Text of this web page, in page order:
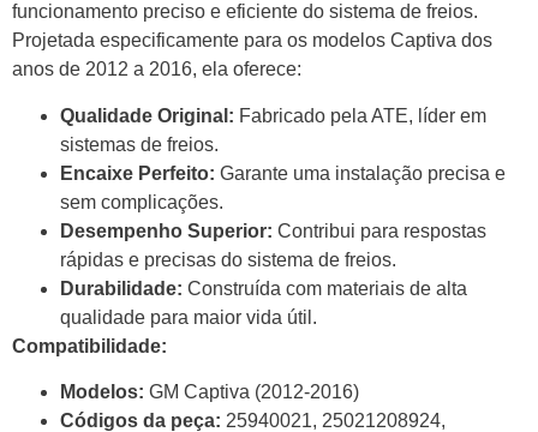
funcionamento preciso e eficiente do sistema de freios.
Projetada especificamente para os modelos Captiva dos
anos de 2012 a 2016, ela oferece:
Qualidade Original: Fabricado pela ATE, líder em
sistemas de freios.
Encaixe Perfeito: Garante uma instalação precisa e
sem complicações.
Desempenho Superior: Contribui para respostas
rápidas e precisas do sistema de freios.
Durabilidade: Construída com materiais de alta
qualidade para maior vida útil.
Compatibilidade:
Modelos: GM Captiva (2012-2016)
Códigos da peça: 25940021, 25021208924,